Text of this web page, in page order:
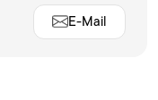
E-Mail